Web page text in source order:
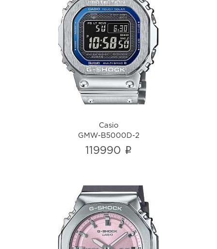
Casio
GMW-B5000D-2
i
Casio
GMW-B5000D-2
119990 i
G-shock